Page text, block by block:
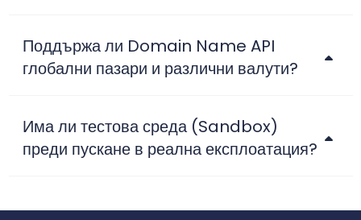
Поддържа ли Domain Name API
глобални пазари и различни валути?
Има ли тестова среда (Sandbox)
преди пускане в реална експлоатация?